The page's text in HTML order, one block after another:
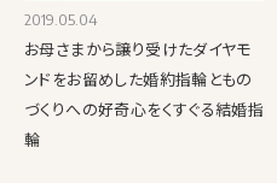
2019.05.04
お母さまから譲り受けたダイヤモ
ンドをお留めした婚約指輪ともの
づくりへの好奇心をくすぐる結婚指
輪